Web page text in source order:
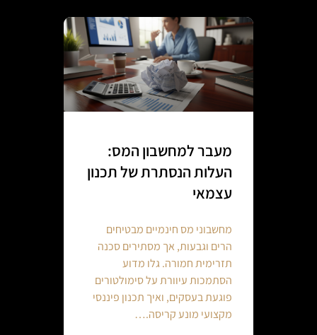
מעבר למחשבון המס:
העלות הנסתרת של תכנון
עצמאי
מחשבוני מס חינמיים מבטיחים
הרים וגבעות, אך מסתירים סכנה
תזרימית חמורה. גלו מדוע
הסתמכות עיוורת על סימולטורים
פוגעת בעסקים, ואיך תכנון פיננסי
מקצועי מונע קריסה.…